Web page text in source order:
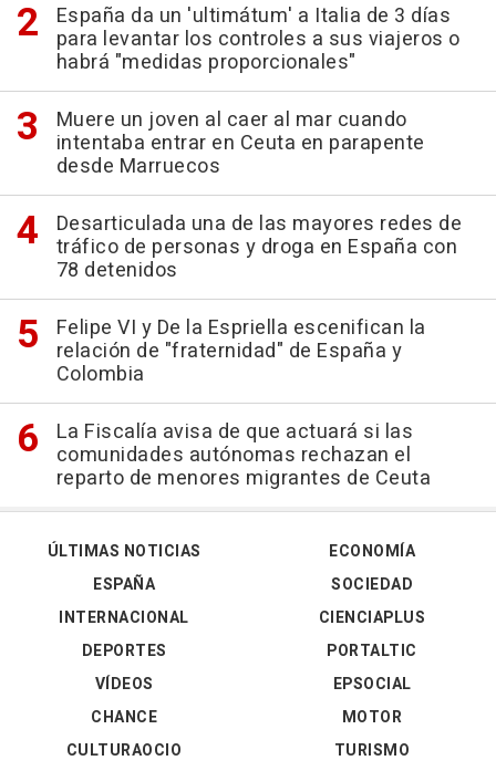
España da un 'ultimátum' a Italia de 3 días
para levantar los controles a sus viajeros o
habrá "medidas proporcionales"
Muere un joven al caer al mar cuando
intentaba entrar en Ceuta en parapente
desde Marruecos
Desarticulada una de las mayores redes de
tráfico de personas y droga en España con
78 detenidos
Felipe VI y De la Espriella escenifican la
relación de "fraternidad" de España y
Colombia
La Fiscalía avisa de que actuará si las
comunidades autónomas rechazan el
reparto de menores migrantes de Ceuta
ÚLTIMAS NOTICIAS
ESPAÑA
INTERNACIONAL
DEPORTES
VÍDEOS
ECONOMÍA
SOCIEDAD
CIENCIAPLUS
PORTALTIC
EPSOCIAL
CHANCE
CULTURAOCIO
MOTOR
TURISMO